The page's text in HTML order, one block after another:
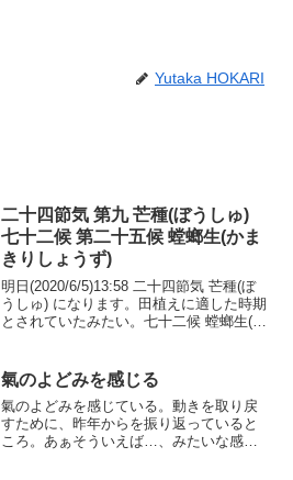
Yutaka HOKARI
二十四節気 第九 芒種(ぼうしゅ)
七十二候 第二十五候 螳螂生(かま
きりしょうず)
明日(2020/6/5)13:58 二十四節気 芒種(ぼ
うしゅ) になります。田植えに適した時期
とされていたみたい。七十二候 螳螂生(か
庭でも紫陽花が咲いています。...
氣のよどみを感じる
氣のよどみを感じている。動きを取り戻
すために、昨年からを振り返っていると
ころ。あぁそういえば…、みたいな感